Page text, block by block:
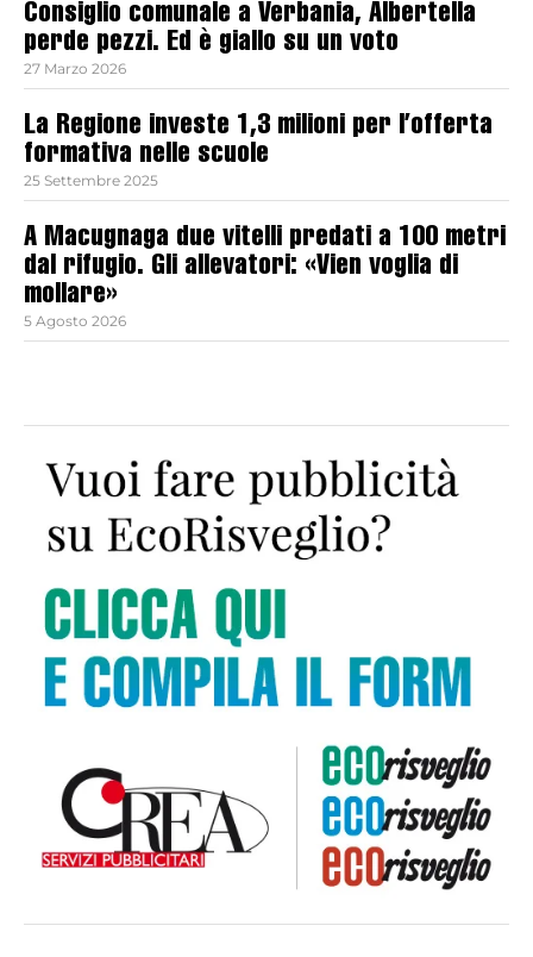
Consiglio comunale a Verbania, Albertella
perde pezzi. Ed è giallo su un voto
27 Marzo 2026
La Regione investe 1,3 milioni per l’offerta
formativa nelle scuole
25 Settembre 2025
A Macugnaga due vitelli predati a 100 metri
dal rifugio. Gli allevatori: «Vien voglia di
mollare»
5 Agosto 2026